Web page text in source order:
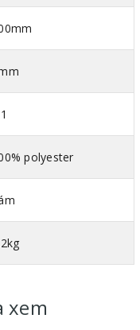
mắt Hàn Quốc
tấn
polyester
xem